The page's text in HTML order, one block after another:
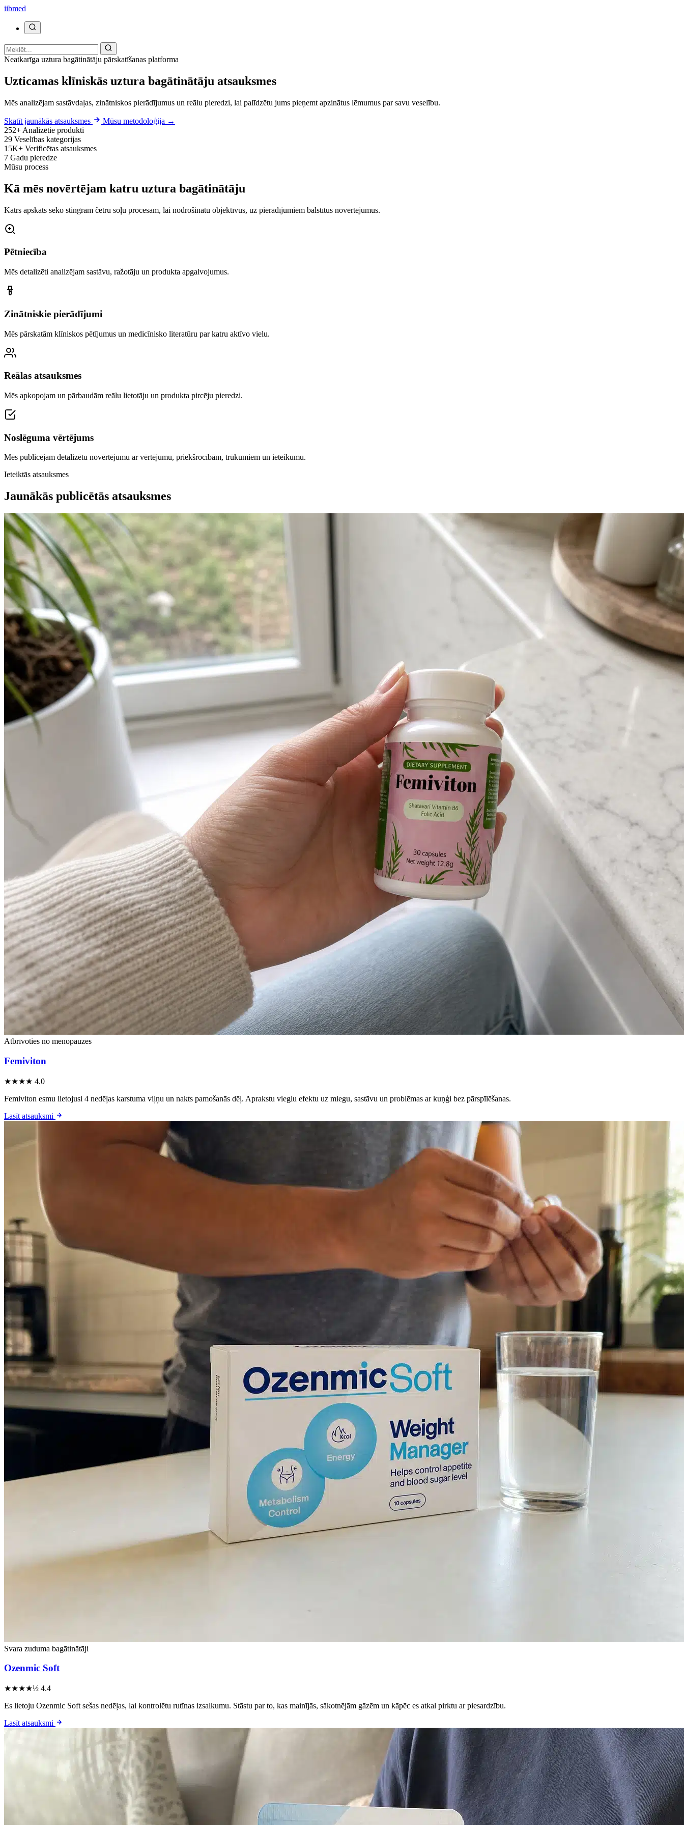
iibmed
Neatkarīga uztura bagātinātāju pārskatīšanas platforma
Uzticamas klīniskās uztura bagātinātāju atsauksmes
Mēs analizējam sastāvdaļas, zinātniskos pierādījumus un reālu pieredzi, lai palīdzētu jums pieņemt apzinātus lēmumus par savu veselību.
Skatīt jaunākās atsauksmes
Mūsu metodoloģija →
252+ Analizētie produkti
29 Veselības kategorijas
15K+ Verificētas atsauksmes
7 Gadu pieredze
Mūsu process
Kā mēs novērtējam katru uztura bagātinātāju
Katrs apskats seko stingram četru soļu procesam, lai nodrošinātu objektīvus, uz pierādījumiem balstītus novērtējumus.
Pētniecība
Mēs detalizēti analizējam sastāvu, ražotāju un produkta apgalvojumus.
Zinātniskie pierādījumi
Mēs pārskatām klīniskos pētījumus un medicīnisko literatūru par katru aktīvo vielu.
Reālas atsauksmes
Mēs apkopojam un pārbaudām reālu lietotāju un produkta pircēju pieredzi.
Noslēguma vērtējums
Mēs publicējam detalizētu novērtējumu ar vērtējumu, priekšrocībām, trūkumiem un ieteikumu.
Ieteiktās atsauksmes
Jaunākās publicētās atsauksmes
Atbrīvoties no menopauzes
Femiviton
★★★★ 4.0
Femiviton esmu lietojusi 4 nedēļas karstuma viļņu un nakts pamošanās dēļ. Aprakstu vieglu efektu uz miegu, sastāvu un problēmas ar kuņģi bez pārspīlēšanas.
Lasīt atsauksmi
Svara zuduma bagātinātāji
Ozenmic Soft
★★★★½ 4.4
Es lietoju Ozenmic Soft sešas nedēļas, lai kontrolētu rutīnas izsalkumu. Stāstu par to, kas mainījās, sākotnējām gāzēm un kāpēc es atkal pirktu ar piesardzību.
Lasīt atsauksmi